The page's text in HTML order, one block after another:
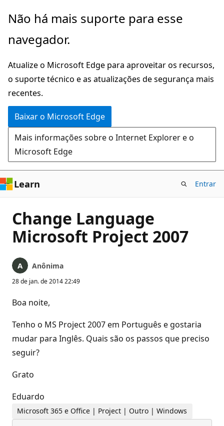
Pular
o
principal
Não há mais suporte para esse
navegador.
Atualize o Microsoft Edge para aproveitar os recursos,
o suporte técnico e as atualizações de segurança mais
recentes.
Baixar o Microsoft Edge
Mais informações sobre o Internet Explorer e o
Microsoft Edge
Learn Entrar
Change Language
Microsoft Project 2007
Anônima
28 de jan. de 2014 22:49
Boa noite,
Tenho o MS Project 2007 em Português e gostaria
mudar para Inglês. Quais são os passos que preciso
seguir?
Grato
Eduardo
Microsoft 365 e Office | Project | Outro | Windows